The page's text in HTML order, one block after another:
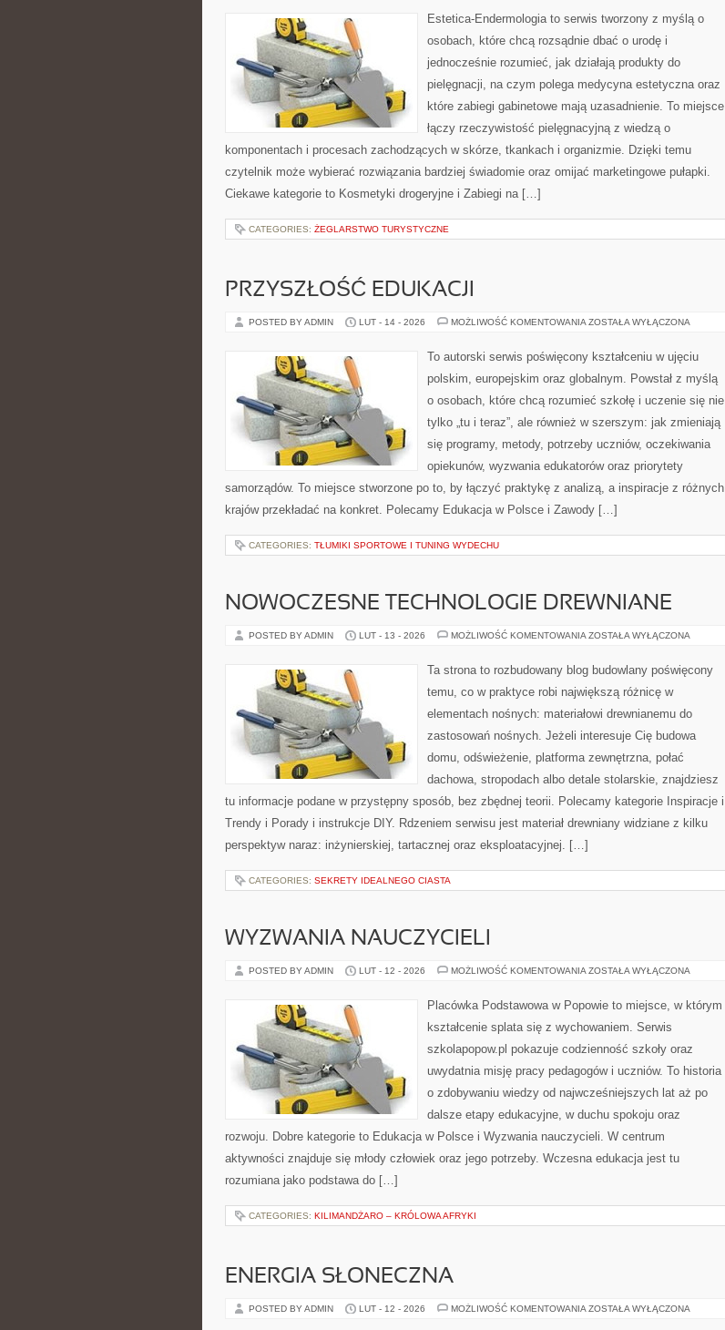
Estetica-Endermologia to serwis tworzony z myślą o
osobach, które chcą rozsądnie dbać o urodę i
jednocześnie rozumieć, jak działają produkty do
pielęgnacji, na czym polega medycyna estetyczna oraz
które zabiegi gabinetowe mają uzasadnienie. To miejsce
łączy rzeczywistość pielęgnacyjną z wiedzą o
komponentach i procesach zachodzących w skórze, tkankach i organizmie. Dzięki temu
czytelnik może wybierać rozwiązania bardziej świadomie oraz omijać marketingowe pułapki.
Ciekawe kategorie to Kosmetyki drogeryjne i Zabiegi na […]
CATEGORIES: ŻEGLARSTWO TURYSTYCZNE
PRZYSZŁOŚĆ EDUKACJI
POSTED BY ADMIN LUT - 14 - 2026 MOŻLIWOŚĆ KOMENTOWANIA PRZYSZŁOŚĆ
ZOSTAŁA WYŁĄCZONA
To autorski serwis poświęcony kształceniu w ujęciu
polskim, europejskim oraz globalnym. Powstał z myślą
o osobach, które chcą rozumieć szkołę i uczenie się nie
tylko „tu i teraz”, ale również w szerszym: jak zmieniają
się programy, metody, potrzeby uczniów, oczekiwania
opiekunów, wyzwania edukatorów oraz priorytety
samorządów. To miejsce stworzone po to, by łączyć praktykę z analizą, a inspiracje z różnych
krajów przekładać na konkret. Polecamy Edukacja w Polsce i Zawody […]
CATEGORIES: TŁUMIKI SPORTOWE I TUNING WYDECHU
NOWOCZESNE TECHNOLOGIE DREWNIANE
POSTED BY ADMIN LUT - 13 - 2026 MOŻLIWOŚĆ KOMENTOWANIA NOWOCZESNE
ZOSTAŁA WYŁĄCZONA
Ta strona to rozbudowany blog budowlany poświęcony
temu, co w praktyce robi największą różnicę w
elementach nośnych: materiałowi drewnianemu do
zastosowań nośnych. Jeżeli interesuje Cię budowa
domu, odświeżenie, platforma zewnętrzna, połać
dachowa, stropodach albo detale stolarskie, znajdziesz
tu informacje podane w przystępny sposób, bez zbędnej teorii. Polecamy kategorie Inspiracje i
Trendy i Porady i instrukcje DIY. Rdzeniem serwisu jest materiał drewniany widziane z kilku
perspektyw naraz: inżynierskiej, tartacznej oraz eksploatacyjnej. […]
CATEGORIES: SEKRETY IDEALNEGO CIASTA
WYZWANIA NAUCZYCIELI
POSTED BY ADMIN LUT - 12 - 2026 MOŻLIWOŚĆ KOMENTOWANIA WYZWANIA
ZOSTAŁA WYŁĄCZONA
Placówka Podstawowa w Popowie to miejsce, w którym
kształcenie splata się z wychowaniem. Serwis
szkolapopow.pl pokazuje codzienność szkoły oraz
uwydatnia misję pracy pedagogów i uczniów. To historia
o zdobywaniu wiedzy od najwcześniejszych lat aż po
dalsze etapy edukacyjne, w duchu spokoju oraz
rozwoju. Dobre kategorie to Edukacja w Polsce i Wyzwania nauczycieli. W centrum
aktywności znajduje się młody człowiek oraz jego potrzeby. Wczesna edukacja jest tu
rozumiana jako podstawa do […]
CATEGORIES: KILIMANDŻARO – KRÓLOWA AFRYKI
ENERGIA SŁONECZNA
POSTED BY ADMIN LUT - 12 - 2026 MOŻLIWOŚĆ KOMENTOWANIA ENERGIA
ZOSTAŁA WYŁĄCZONA